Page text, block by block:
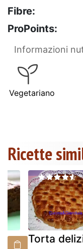
Fibre:
ProPoints:
Informazioni
Vegetariano
Ricette
Torta